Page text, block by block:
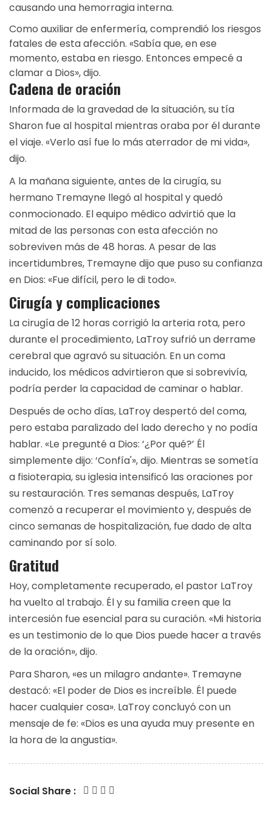
causando una hemorragia interna.
Como auxiliar de enfermería, comprendió los riesgos
fatales de esta afección. «Sabía que, en ese
momento, estaba en riesgo. Entonces empecé a
clamar a Dios», dijo.
Cadena de oración
Informada de la gravedad de la situación, su tía
Sharon fue al hospital mientras oraba por él durante
el viaje. «Verlo así fue lo más aterrador de mi vida»,
dijo.
A la mañana siguiente, antes de la cirugía, su
hermano Tremayne llegó al hospital y quedó
conmocionado. El equipo médico advirtió que la
mitad de las personas con esta afección no
sobreviven más de 48 horas. A pesar de las
incertidumbres, Tremayne dijo que puso su confianza
en Dios: «Fue difícil, pero le di todo».
Cirugía y complicaciones
La cirugía de 12 horas corrigió la arteria rota, pero
durante el procedimiento, LaTroy sufrió un derrame
cerebral que agravó su situación. En un coma
inducido, los médicos advirtieron que si sobrevivía,
podría perder la capacidad de caminar o hablar.
Después de ocho días, LaTroy despertó del coma,
pero estaba paralizado del lado derecho y no podía
hablar. «Le pregunté a Dios: ‘¿Por qué?’ Él
simplemente dijo: ‘Confía'», dijo. Mientras se sometía
a fisioterapia, su iglesia intensificó las oraciones por
su restauración. Tres semanas después, LaTroy
comenzó a recuperar el movimiento y, después de
cinco semanas de hospitalización, fue dado de alta
caminando por sí solo.
Gratitud
Hoy, completamente recuperado, el pastor LaTroy
ha vuelto al trabajo. Él y su familia creen que la
intercesión fue esencial para su curación. «Mi historia
es un testimonio de lo que Dios puede hacer a través
de la oración», dijo.
Para Sharon, «es un milagro andante». Tremayne
destacó: «El poder de Dios es increíble. Él puede
hacer cualquier cosa». LaTroy concluyó con un
mensaje de fe: «Dios es una ayuda muy presente en
la hora de la angustia».
Social Share :